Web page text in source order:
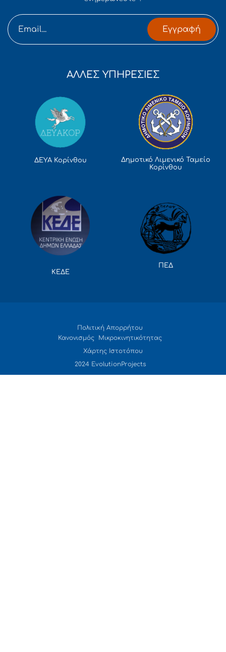
Εγγραφή
ΑΛΛΕΣ ΥΠΗΡΕΣΙΕΣ
ΔΕΥΑ Κορίνθου
Δημοτικό Λιμενικό Ταμείο
Κορίνθου
ΚΕΔΕ
ΠΕΔ
Πολιτική Απορρήτου
Κανονισμός Μικροκινητικότητας
Χάρτης Ιστοτόπου
2024 EvolutionProjects